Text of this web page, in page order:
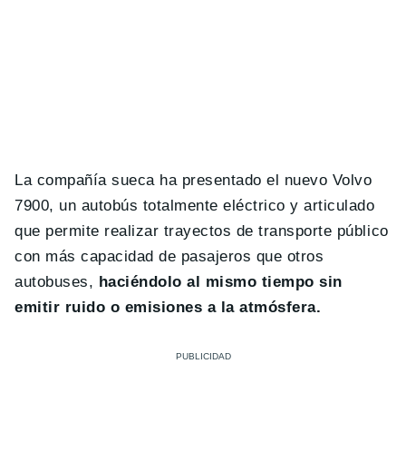
La compañía sueca ha presentado el nuevo Volvo
7900, un autobús totalmente eléctrico y articulado
que permite realizar trayectos de transporte público
con más capacidad de pasajeros que otros
autobuses, haciéndolo al mismo tiempo sin
emitir ruido o emisiones a la atmósfera.